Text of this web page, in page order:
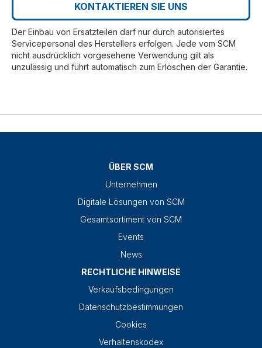
KONTAKTIEREN SIE UNS
Der Einbau von Ersatzteilen darf nur durch autorisiertes
Servicepersonal des Herstellers erfolgen. Jede vom SCM
nicht ausdrücklich vorgesehene Verwendung gilt als
unzulässig und führt automatisch zum Erlöschen der Garantie.
ÜBER SCM
Unternehmen
Digitale Lösungen von SCM
Gesamtsortiment von SCM
Events
News
RECHTLICHE HINWEISE
Verkaufsbedingungen
Datenschutzbestimmungen
Cookies
Verhaltenskodex